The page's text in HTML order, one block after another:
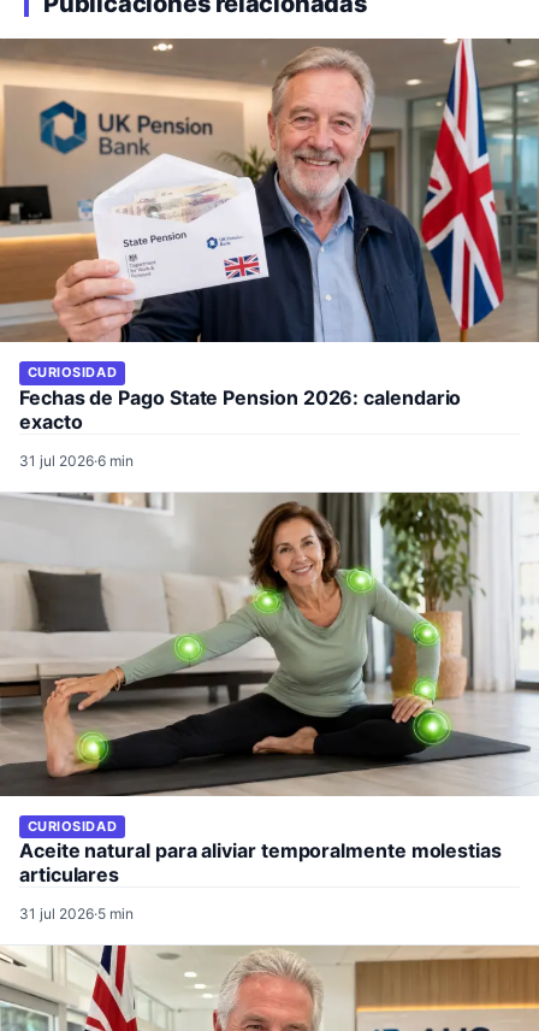
CURIOSIDAD
Fechas de Pago State Pension 2026: calendario
exacto
31 jul 2026·6 min
CURIOSIDAD
Aceite natural para aliviar temporalmente molestias
articulares
31 jul 2026·5 min